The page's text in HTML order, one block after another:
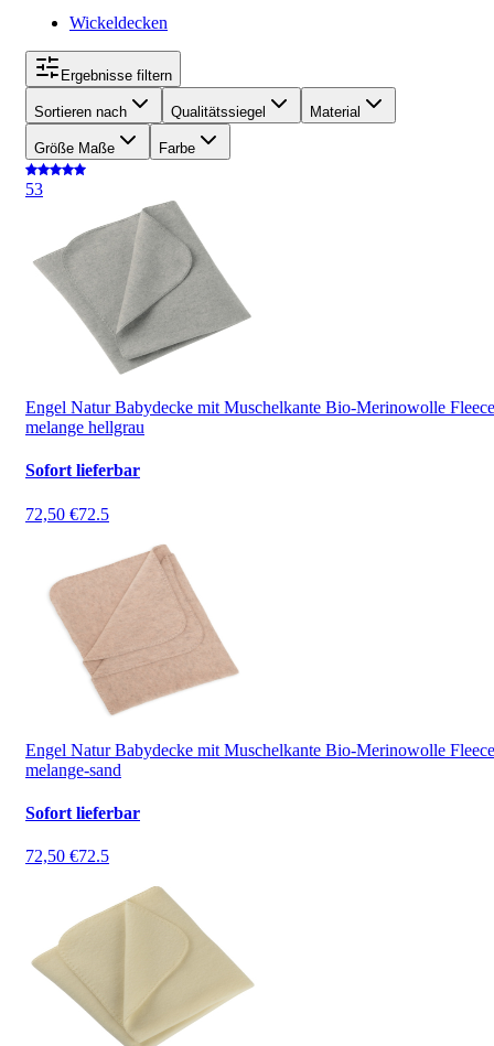
Wickeldecken
Ergebnisse filtern
Sortieren nach Qualitätssiegel Material
Größe Maße Farbe
53
Engel Natur Babydecke mit Muschelkante Bio-Merinowolle Fleece
melange hellgrau
Sofort lieferbar
72,50 €72.5
Engel Natur Babydecke mit Muschelkante Bio-Merinowolle Fleece
melange-sand
Sofort lieferbar
72,50 €72.5